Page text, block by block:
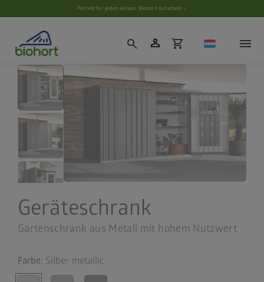
Perfekt für jeden Anlass: Biohort-Gutschein ›
search person shopping_cart
Geräteschrank
Gartenschrank aus Metall mit hohem Nutzwert
Farbe: Silber-metallic